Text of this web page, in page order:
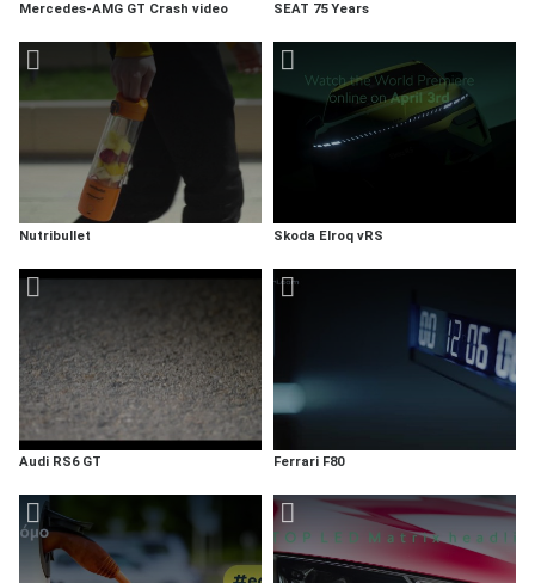
Mercedes-AMG GT Crash video SEAT 75 Years
Nutribullet Skoda Elroq vRS
Audi RS6 GT Ferrari F80